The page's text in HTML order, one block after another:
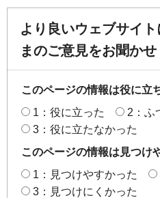
より良いウェブサイ
まのご意見をお聞か
このページの情報は役に立
1：役に立った
2：ふ
3：役に立たなかった
このページの情報は見つけ
1：見つけやすかった
3：見つけにくかった